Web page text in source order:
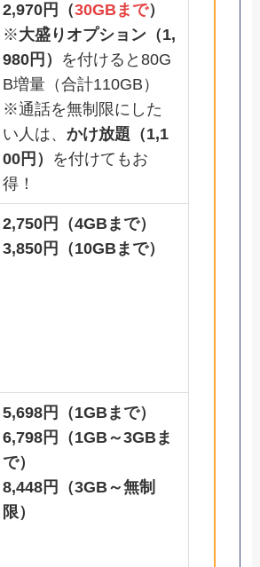
2,970円（30GBまで）
※大盛りオプション（1,
980円）
を付けると80G
B増量（合計110GB）
※通話を無制限にした
い人は、 かけ放題（1,1
00円）
を付けてもお
得！
2,750円（4GBまで）
3,850円（10GBまで）
5,698円（1GBまで）
6,798円（1GB～3GBま
で）
8,448円（3GB～無制
限）